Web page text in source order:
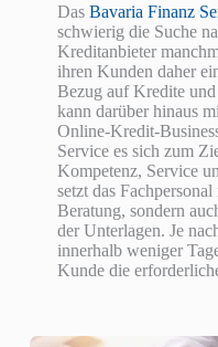
Das Bavaria Finanz
schwierig die Suche
Kreditanbieter
ihren Kunden daher
Bezug auf Kredite
kann darüber hinaus
Online-Kredit-
Service es sich zum
Kompetenz, Service
setzt das
Beratung, sondern
der Unterlagen. Je
innerhalb weniger
Kunde die